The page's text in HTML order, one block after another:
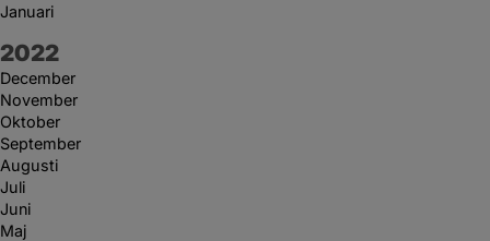
Januari
År:
2022
December
November
Oktober
September
Augusti
Juli
Juni
Maj